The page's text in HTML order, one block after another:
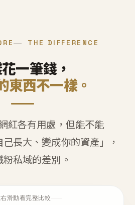
THE DIFFERENCE
一筆錢，
東西不一樣。
紅各有用處，但能不能
己長大、變成你的資產」，
私域的差別。
滑動看完整比較